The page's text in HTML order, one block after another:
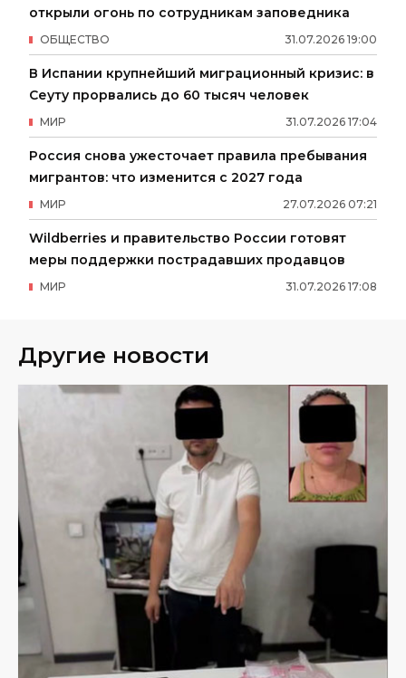
открыли огонь по сотрудникам заповедника
31.07.2026 19:00
ОБЩЕСТВО
В Испании крупнейший миграционный кризис: в
Сеуту прорвались до 60 тысяч человек
31.07.2026 17:04
МИР
Россия снова ужесточает правила пребывания
мигрантов: что изменится с 2027 года
27.07.2026 07:21
МИР
Wildberries и правительство России готовят
меры поддержки пострадавших продавцов
31.07.2026 17:08
МИР
Другие новости